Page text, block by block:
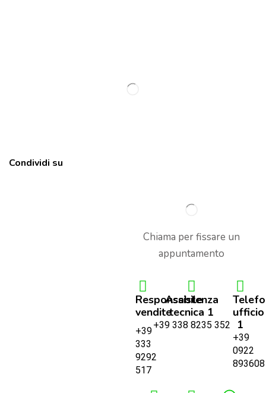
Condividi su
Chiama per fissare un
appuntamento
Responsabile
vendite
+39
333
9292
517
Assistenza
tecnica 1
+39 338 8235 352
ufficio
1
+39
0922
893608